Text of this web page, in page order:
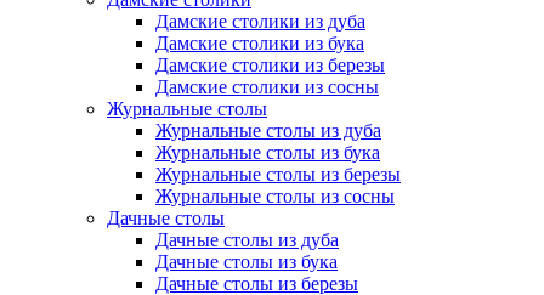
Дамские столики из дуба
Дамские столики из бука
Дамские столики из березы
Дамские столики из сосны
Журнальные столы
Журнальные столы из дуба
Журнальные столы из бука
Журнальные столы из березы
Журнальные столы из сосны
Дачные столы
Дачные столы из дуба
Дачные столы из бука
Дачные столы из березы